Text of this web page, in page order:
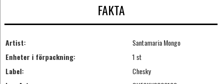
FAKTA
Artist:
Santamaria Mongo
Enheter i förpackning:
1 st
Label:
Chesky